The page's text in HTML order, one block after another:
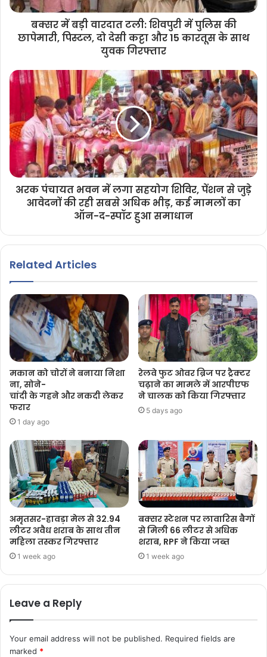
बक्सर में बड़ी वारदात टली: शिवपुरी में पुलिस की
छापेमारी, पिस्टल, दो देसी कट्टा और 15 कारतूस के साथ
युवक गिरफ्तार
अरक पंचायत भवन में लगा सहयोग शिविर, पेंशन से जुड़े
आवेदनों की रही सबसे अधिक भीड़, कई मामलों का
ऑन-द-स्पॉट हुआ समाधान
Related Articles
मकान को चोरों ने बनाया निशा
ना, सोने-
चांदी के गहने और नकदी लेकर
फरार
1 day ago
रेलवे फुट ओवर ब्रिज पर ट्रैक्टर
चढ़ाने का मामले में आरपीएफ
ने चालक को किया गिरफ्तार
5 days ago
अमृतसर-हावड़ा मेल से 32.94
लीटर अवैध शराब के साथ तीन
महिला तस्कर गिरफ्तार
1 week ago
बक्सर स्टेशन पर लावारिस बैगों
से मिली 66 लीटर से अधिक
शराब, RPF ने किया जब्त
1 week ago
Leave a Reply
Your email address will not be published. Required fields are
marked *